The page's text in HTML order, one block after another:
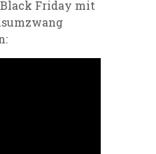
Friday mit